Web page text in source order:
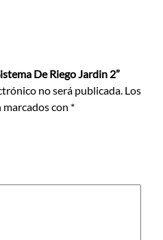
De Riego Jardin 2”
no será publicada. Los
con *